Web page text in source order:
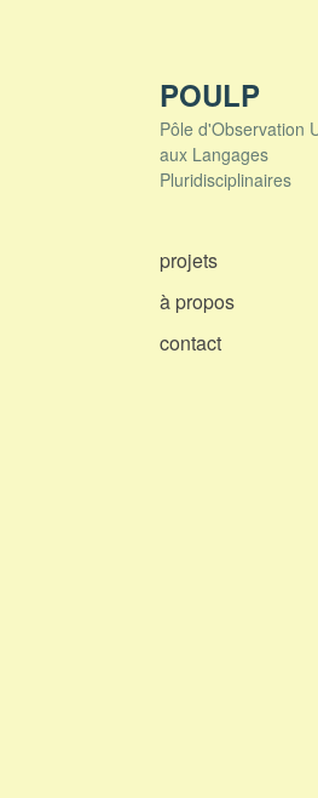
POULP
Pôle d'Observation
aux Langages
Pluridisciplinaires
projets
à propos
contact